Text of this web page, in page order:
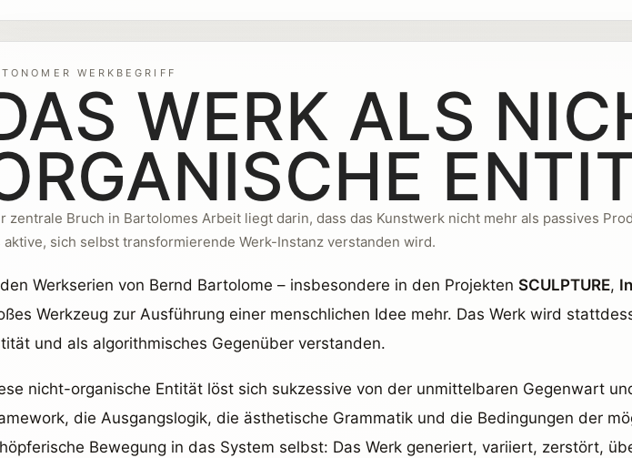
WERKBEGRIFF
WERK ALS
zentrale Bruch in Bartolomes Arbeit liegt darin, dass das Kunstwerk nicht mehr als passives
aktive, sich selbst transformierende Werk-Instanz verstanden wird.
Werkserien von Bernd Bartolome – insbesondere in den Projekten SCULPTURE,
Werkzeug zur Ausführung einer menschlichen Idee mehr. Das Werk wird
und als algorithmisches Gegenüber verstanden.
nicht-organische Entität löst sich sukzessive von der unmittelbaren Gegenwart
die Ausgangslogik, die ästhetische Grammatik und die Bedingungen der
Bewegung in das System selbst: Das Werk generiert, variiert, zerstört,